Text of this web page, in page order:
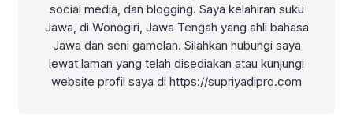
social media, dan blogging. Saya kelahiran suku
Jawa, di Wonogiri, Jawa Tengah yang ahli bahasa
Jawa dan seni gamelan. Silahkan hubungi saya
lewat laman yang telah disediakan atau kunjungi
website profil saya di https://supriyadipro.com